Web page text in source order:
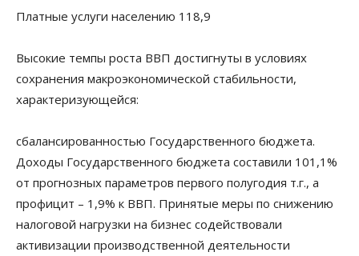
Платные услуги населению 118,9
Высокие темпы роста ВВП достигнуты в условиях
сохранения макроэкономической стабильности,
характеризующейся:
сбалансированностью Государственного бюджета.
Доходы Государственного бюджета составили 101,1%
от прогнозных параметров первого полугодия т.г., а
профицит – 1,9% к ВВП. Принятые меры по снижению
налоговой нагрузки на бизнес содействовали
активизации производственной деятельности